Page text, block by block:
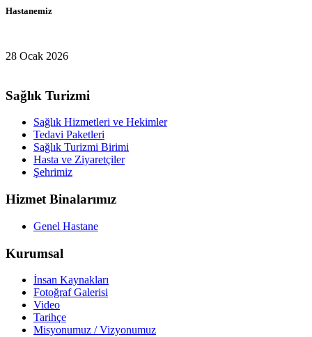
Hastanemiz
28 Ocak 2026
Sağlık Turizmi
Sağlık Hizmetleri ve Hekimler
Tedavi Paketleri
Sağlık Turizmi Birimi
Hasta ve Ziyaretçiler
Şehrimiz
Hizmet Binalarımız
Genel Hastane
Kurumsal
İnsan Kaynakları
Fotoğraf Galerisi
Video
Tarihçe
Misyonumuz / Vizyonumuz